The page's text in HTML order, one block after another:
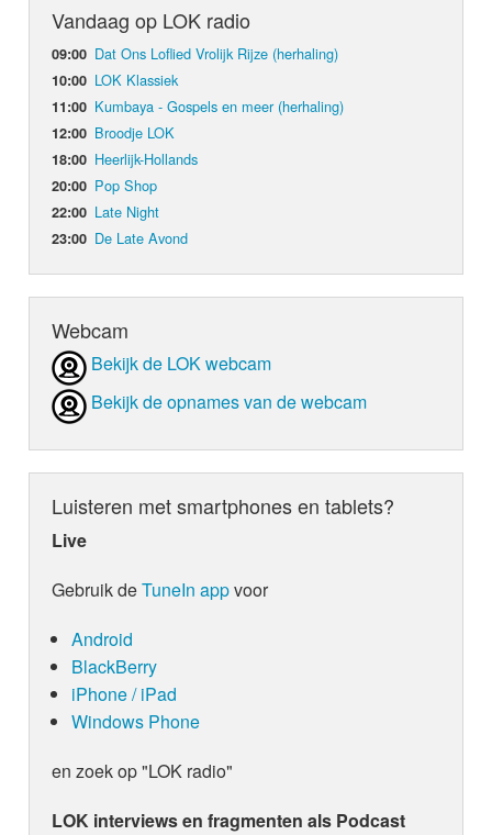
Vandaag op LOK radio
09:00 Dat Ons Loflied Vrolijk Rijze (herhaling)
10:00 LOK Klassiek
11:00 Kumbaya - Gospels en meer (herhaling)
12:00 Broodje LOK
18:00 Heerlijk-Hollands
20:00 Pop Shop
22:00 Late Night
23:00 De Late Avond
Webcam
Bekijk de LOK webcam
Bekijk de opnames van de webcam
Luisteren met smartphones en tablets?
Live
Gebruik deTuneIn appvoor
Android
BlackBerry
iPhone / iPad
Windows Phone
en zoek op "LOK radio"
LOK interviews en fragmenten als Podcast